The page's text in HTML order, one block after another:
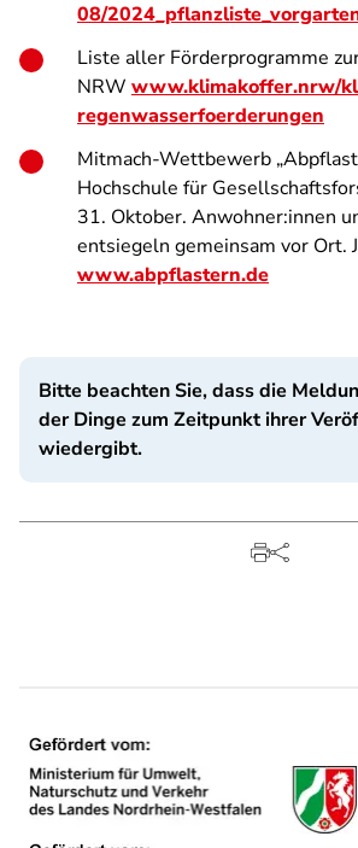
08/
Liste aller Förderprogramme
NRW www.klimakoffer.nrw/
regenwasserfoerderungen
Mitmach-Wettbewerb
Hochschule für
31. Oktober. Anwohner:innen
entsiegeln gemeinsam vor Ort.
www.abpflastern.de
Bitte beachten Sie, dass die
der Dinge zum Zeitpunkt ihrer
wiedergibt.